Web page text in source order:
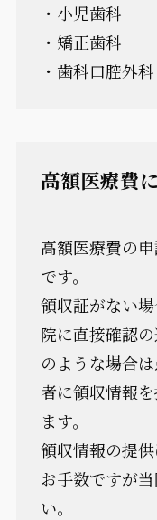
・小児歯科
・矯正歯科
・歯科口腔外科
高額医療費
高額医療費の
です。
領収証がない
院に直接確認
のような場合
者に領収情報
ます。
領収情報の提供
お手数ですが
い。